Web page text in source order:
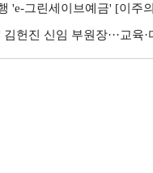
'e-그린세이브예금' [이주
헌진 신임 부원장···교육